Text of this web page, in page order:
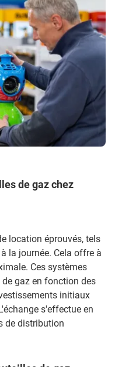
de gaz chez
location éprouvés, tels
la journée. Cela offre à
Ces systèmes
gaz en fonction des
initiaux
s'effectue en
de distribution